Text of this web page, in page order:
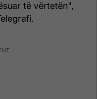
të vërtetën",